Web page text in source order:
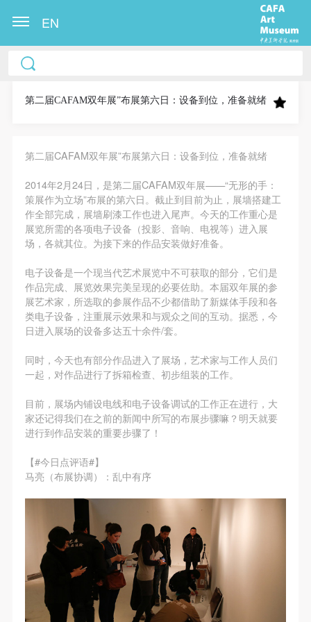
EN
第二届CAFAM双年展”布展第六日：设备到位，准备就绪
第二届CAFAM双年展”布展第六日：设备到位，准备就绪
2014年2月24日，是第二届CAFAM双年展——“无形的手：
策展作为立场”布展的第六日。截止到目前为止，展墙搭建工
作全部完成，展墙刷漆工作也进入尾声。今天的工作重心是
展览所需的各项电子设备（投影、音响、电视等）进入展
场，各就其位。为接下来的作品安装做好准备。
电子设备是一个现当代艺术展览中不可获取的部分，它们是
作品完成、展览效果完美呈现的必要佐助。本届双年展的参
展艺术家，所选取的参展作品不少都借助了新媒体手段和各
类电子设备，注重展示效果和与观众之间的互动。据悉，今
日进入展场的设备多达五十余件/套。
同时，今天也有部分作品进入了展场，艺术家与工作人员们
一起，对作品进行了拆箱检查、初步组装的工作。
目前，展场内铺设电线和电子设备调试的工作正在进行，大
家还记得我们在之前的新闻中所写的布展步骤嘛？明天就要
进行到作品安装的重要步骤了！
【#今日点评语#】
马亮（布展协调）：乱中有序
中央美术学院美术馆出版授权协议书
称“CAFAM”），愿意将本人参与中央美术学院美术馆
果（如参与工作坊创作的作品）提交中央美术学院用
作发表、出版。中央美术学院可以以电子、网络及其
它数字媒体形式公开出版，并同意编入《中国知识资
源总库》《中央美术学院资料库》《中央美术学院美
术馆资料库》等相关资料、文献、档案机构和平台，
关“章程”规定享受相关权益。
中央美术学院美术馆活动安全免责协议书
第一条
本次活动公平公正、自愿参加与退出、风险与责任自
负的原则。但活动有风险，参加者应有必要的风险意
识。
参加本次活动者必须遵守中华人民共和国的相关法
律、法规，必须遵循道德和社会公德规范，并应该具
品质。
参加本次活动人员应该是成年人（具有完全民事行为
能力的人，18周岁以上）未成年人必须在成年人的陪
同下参观。
第四条
参加活动者在此次活动期间的人身安全责任自负。鼓
励参加者自行购买人身安全保险。活动中一旦出现事
中央美术学院美术馆出版授权协议书
称“CAFAM”），愿意将本人参与中央美术学院美术馆
果（如参与工作坊创作的作品）提交中央美术学院用
作发表、出版。中央美术学院可以以电子、网络及其
它数字媒体形式公开出版，并同意编入《中国知识资
源总库》《中央美术学院资料库》《中央美术学院美
术馆资料库》等相关资料、文献、档案机构和平台，
关“章程”规定享受相关权益。
中央美术学院美术馆活动安全免责协议书
第一条
本次活动公平公正、自愿参加与退出、风险与责任自
负的原则。但活动有风险，参加者应有必要的风险意
识。
参加本次活动者必须遵守中华人民共和国的相关法
律、法规，必须遵循道德和社会公德规范，并应该具
品质。
参加本次活动人员应该是成年人（具有完全民事行为
能力的人，18周岁以上）未成年人必须在成年人的陪
同下参观。
第四条
参加活动者在此次活动期间的人身安全责任自负。鼓
励参加者自行购买人身安全保险。活动中一旦出现事
中央美术学院美术馆出版授权协议书
称“CAFAM”），愿意将本人参与中央美术学院美术馆
果（如参与工作坊创作的作品）提交中央美术学院用
作发表、出版。中央美术学院可以以电子、网络及其
它数字媒体形式公开出版，并同意编入《中国知识资
源总库》《中央美术学院资料库》《中央美术学院美
术馆资料库》等相关资料、文献、档案机构和平台，
关“章程”规定享受相关权益。
中央美术学院美术馆活动安全免责协议书
第一条
本次活动公平公正、自愿参加与退出、风险与责任自
负的原则。但活动有风险，参加者应有必要的风险意
识。
参加本次活动者必须遵守中华人民共和国的相关法
律、法规，必须遵循道德和社会公德规范，并应该具
品质。
参加本次活动人员应该是成年人（具有完全民事行为
能力的人，18周岁以上）未成年人必须在成年人的陪
同下参观。
第四条
参加活动者在此次活动期间的人身安全责任自负。鼓
励参加者自行购买人身安全保险。活动中一旦出现事
手机号码
发送验证码
手机号码将作为您的登录账号
验证码
登录
可使用雅昌艺术网会员账户登录